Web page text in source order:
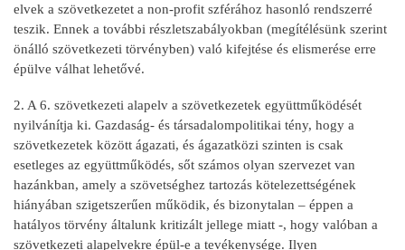
elvek a szövetkezetet a non-profit szférához hasonló rendszerré
teszik. Ennek a további részletszabályokban (megítélésünk szerint
önálló szövetkezeti törvényben) való kifejtése és elismerése erre
épülve válhat lehetővé.
2. A 6. szövetkezeti alapelv a szövetkezetek együttműködését
nyilvánítja ki. Gazdaság- és társadalompolitikai tény, hogy a
szövetkezetek között ágazati, és ágazatközi szinten is csak
esetleges az együttműködés, sőt számos olyan szervezet van
hazánkban, amely a szövetséghez tartozás kötelezettségének
hiányában szigetszerűen működik, és bizonytalan – éppen a
hatályos törvény általunk kritizált jellege miatt -, hogy valóban a
szövetkezeti alapelvekre épül-e a tevékenysége. Ilyen